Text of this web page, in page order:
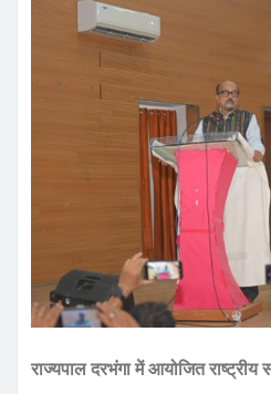
राज्यपाल दरभंगा में आयोजित राष्ट्रीय